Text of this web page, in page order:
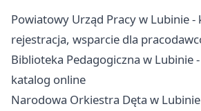
Powiatowy Urząd Pracy w Lubinie -
rejestracja, wsparcie dla
Biblioteka Pedagogiczna w Lubinie
katalog online
Narodowa Orkiestra Dęta w